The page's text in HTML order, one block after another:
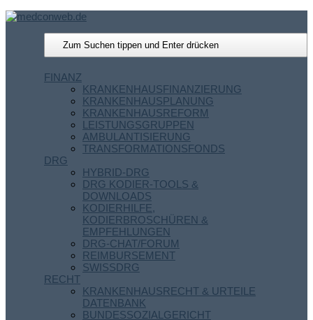
FINANZ
KRANKENHAUSFINANZIERUNG
KRANKENHAUSPLANUNG
KRANKENHAUSREFORM
LEISTUNGSGRUPPEN
AMBULANTISIERUNG
TRANSFORMATIONSFONDS
DRG
HYBRID-DRG
DRG KODIER-TOOLS &
DOWNLOADS
KODIERHILFE,
KODIERBROSCHÜREN &
EMPFEHLUNGEN
DRG-CHAT/FORUM
REIMBURSEMENT
SWISSDRG
RECHT
KRANKENHAUSRECHT & URTEILE
DATENBANK
BUNDESSOZIALGERICHT